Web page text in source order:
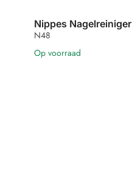
Nippes Nagelreiniger
N48
Op voorraad